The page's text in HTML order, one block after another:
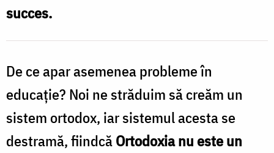
copilului
/
Foto:
Oana
Nechifor
succes.
De ce apar asemenea probleme în
educaţie? Noi ne străduim să creăm un
sistem ortodox, iar sistemul acesta se
destramă, fiindcăOrtodoxia nu este un